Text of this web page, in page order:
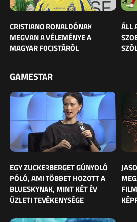
CRISTIANO RONALDÓNAK
MEGVAN A VÉLEMÉNYE A
MAGYAR FOCISTÁRÓL
ÁLL
GAMESTAR
EGY ZUCKERBERGET GÚNYOLÓ
PÓLÓ, AMI TÖBBET HOZOTT A
BLUESKYNAK, MINT KÉT ÉV
ÜZLETI TEVÉKENYSÉGE